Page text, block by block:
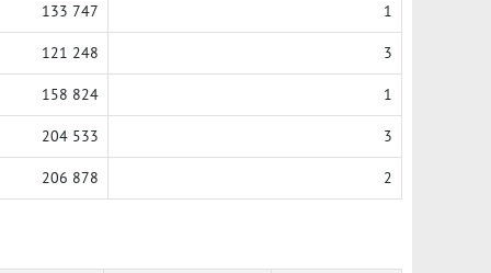
133 747 1
121 248 3
158 824 1
204 533 3
206 878 2